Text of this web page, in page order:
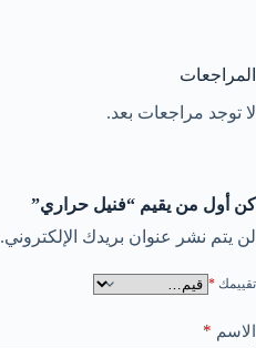
المراجعات
لا توجد مراجعات بعد.
كن أول من يقيم “فنيل حراري”
لن يتم نشر عنوان بريدك الإلكتروني.
تقييمك *
الاسم *